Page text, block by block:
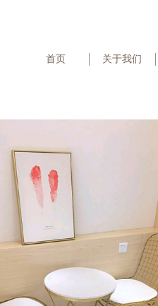
首页 关于我们